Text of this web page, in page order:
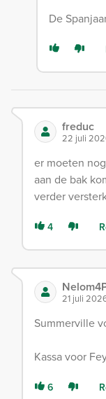
De
freduc
22 juli
er moeten
aan de bak
verder
4
21 juli
Summerville
Kassa voor
6